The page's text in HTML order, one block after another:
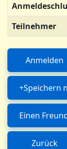
Teilnehmer
Anmelden
Speichern
Einen
Zurück